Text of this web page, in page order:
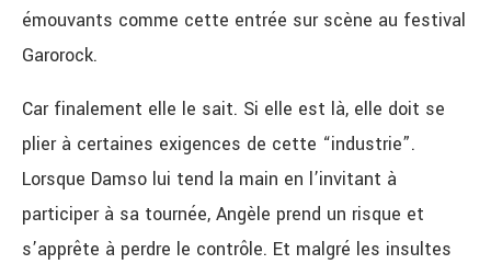
émouvants comme cette entrée sur scène au festival
Garorock.
Car finalement elle le sait. Si elle est là, elle doit se
plier à certaines exigences de cette “industrie”.
Lorsque Damso lui tend la main en l’invitant à
participer à sa tournée, Angèle prend un risque et
s’apprête à perdre le contrôle. Et malgré les insultes